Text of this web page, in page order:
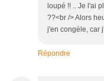
loupé !! .. Je l'ai
??<br /> Alors
j'en congèle, car
Répondre